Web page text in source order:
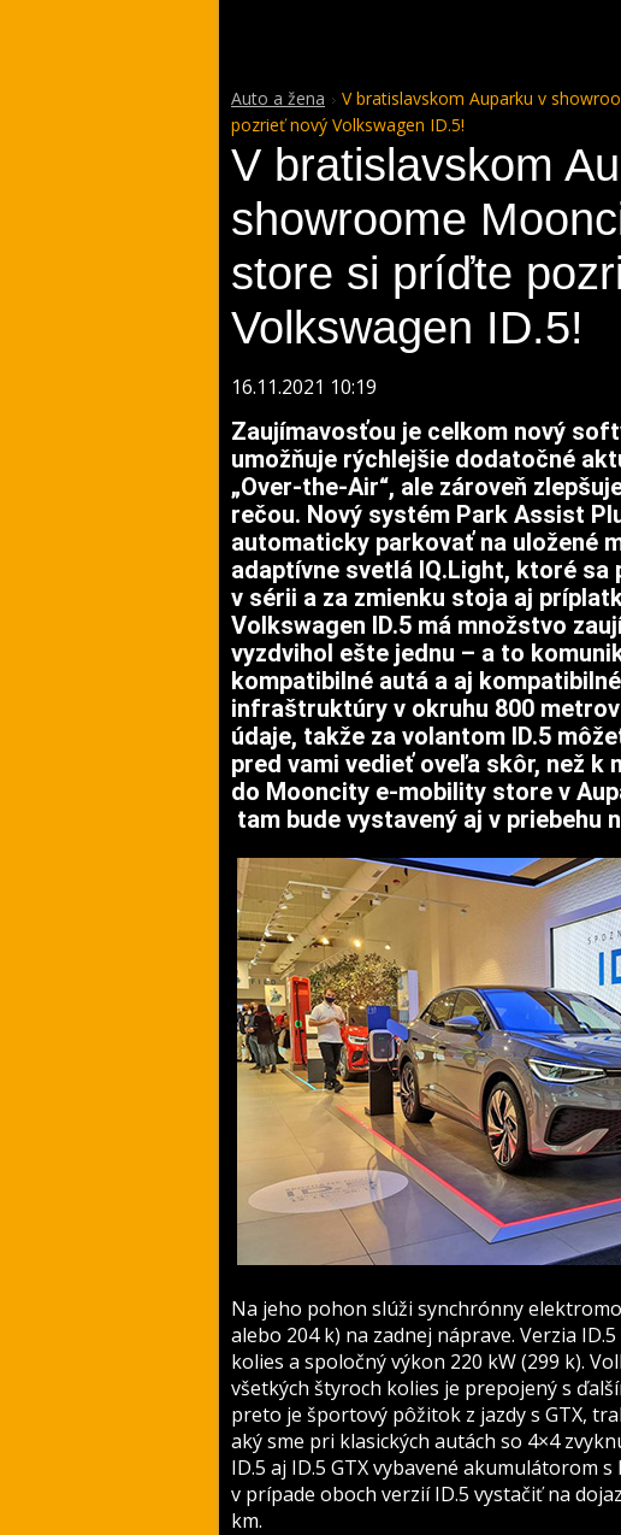
Auto a žena
V bratislavskom Auparku v
pozrieť nový Volkswagen ID.5!
V bratislavskom
showroome
store si príďte
Volkswagen ID.5!
16.11.2021 10:19
Zaujímavosťou je celkom nový
umožňuje rýchlejšie dodatočné
„Over-the-Air“, ale zároveň
rečou. Nový systém Park Assist
automaticky parkovať na uložené
adaptívne svetlá IQ.Light, ktoré sa
v sérii a za zmienku stoja aj
Volkswagen ID.5 má množstvo
vyzdvihol ešte jednu – a to
kompatibilné autá a aj
infraštruktúry v okruhu 800
údaje, takže za volantom ID.5
pred vami vedieť oveľa skôr, než
do Mooncity e-mobility store v
tam bude vystavený aj v priebehu
Na jeho pohon slúži synchrónny
alebo 204 k) na zadnej náprave. Verzia
kolies a spoločný výkon 220 kW (299 k).
všetkých štyroch kolies je prepojený s
preto je športový pôžitok z jazdy s GTX,
aký sme pri klasických autách so 4×4
ID.5 aj ID.5 GTX vybavené akumulátorom
v prípade oboch verzií ID.5 vystačiť na
km.